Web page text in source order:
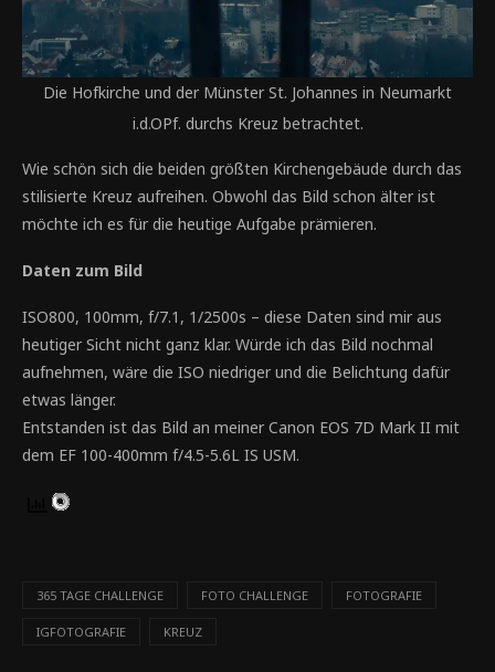
Die Hofkirche und der Münster St. Johannes in Neumarkt
i.d.OPf. durchs Kreuz betrachtet.
Wie schön sich die beiden größten Kirchengebäude durch das
stilisierte Kreuz aufreihen. Obwohl das Bild schon älter ist
möchte ich es für die heutige Aufgabe prämieren.
Daten zum Bild
ISO800, 100mm, f/7.1, 1/2500s – diese Daten sind mir aus
heutiger Sicht nicht ganz klar. Würde ich das Bild nochmal
aufnehmen, wäre die ISO niedriger und die Belichtung dafür
etwas länger.
Entstanden ist das Bild an meiner Canon EOS 7D Mark II mit
dem EF 100-400mm f/4.5-5.6L IS USM.
365 TAGE CHALLENGE FOTO CHALLENGE FOTOGRAFIE
IGFOTOGRAFIE KREUZ